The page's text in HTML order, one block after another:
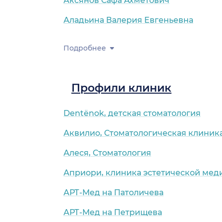
Аладьина Валерия Евгеньевна
Подробнее
Профили клиник
Dentёnok, детская стоматология
Аквилио, Стоматологическая
Алеся, Стоматология
Априори, клиника эстетической
АРТ-Мед на Патоличева
АРТ-Мед на Петрищева